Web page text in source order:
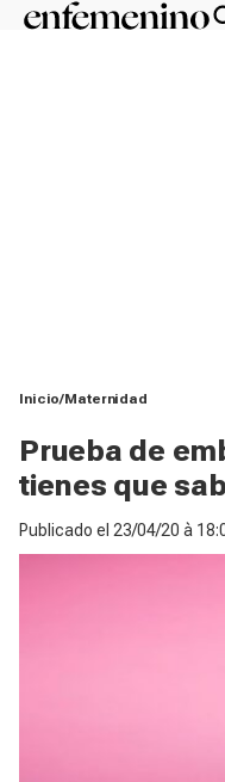
Inicio Maternidad
Prueba de
tienes que
Publicado el 23/04/20 à